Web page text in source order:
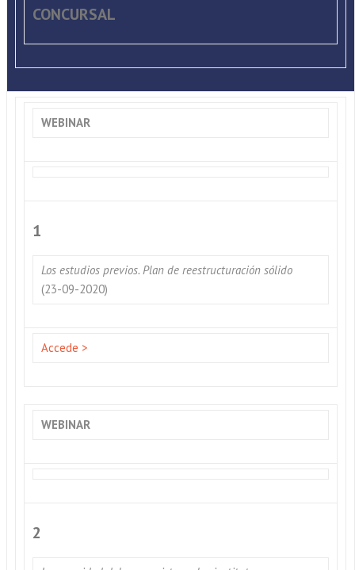
CONCURSAL
WEBINAR
1
Los estudios previos. Plan de reestructuración sólido
(23-09-2020)
Accede >
WEBINAR
2